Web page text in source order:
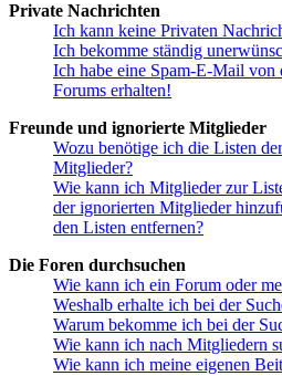
Private Nachrichten
Ich kann keine Privaten
Ich bekomme ständig
Ich habe eine Spam-E-Mail von
Forums erhalten!
Freunde und ignorierte Mitglieder
Wozu benötige ich die Listen
Mitglieder?
Wie kann ich Mitglieder zur
der ignorierten Mitglieder
den Listen entfernen?
Die Foren durchsuchen
Wie kann ich ein Forum oder
Weshalb erhalte ich bei der
Warum bekomme ich bei der
Wie kann ich nach Mitgliedern
Wie kann ich meine eigenen